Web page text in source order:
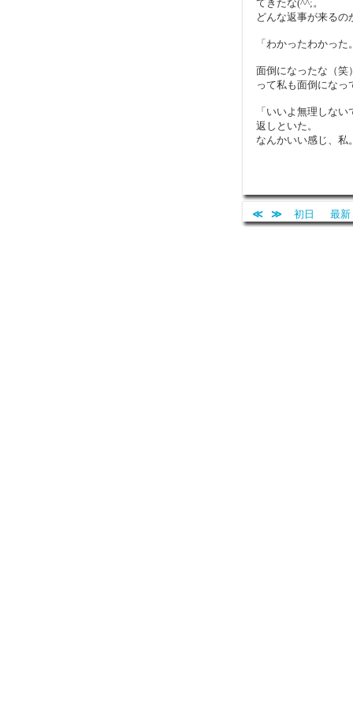
てきたな(^^;。
どんな返事が来る
「わかったわかっ
面倒になったな（笑
って私も面倒にな
「いいよ無理しな
返しといた。
なんかいい感じ、私
≪ ≫ 初日 最新